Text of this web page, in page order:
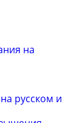
на
русском и